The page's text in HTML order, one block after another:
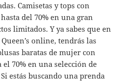
Camisetas y tops con
del 70% en una gran
limitados. Y ya sabes que en
online, tendrás las
baratas de mujer con
el 70% en una selección de
estás buscando una prenda